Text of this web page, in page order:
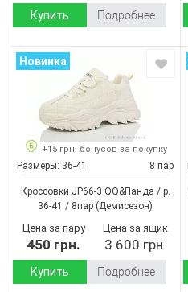
Купить Подробнее
Новинка
+15 грн. бонусов за покупку
Размеры: 36-41 8 пар
Кроссовки JP66-3 QQ&Панда / p.
36-41 / 8пар (Демисезон)
Цена за пару
450 грн.
Цена за ящик
3 600 грн.
Купить Подробнее